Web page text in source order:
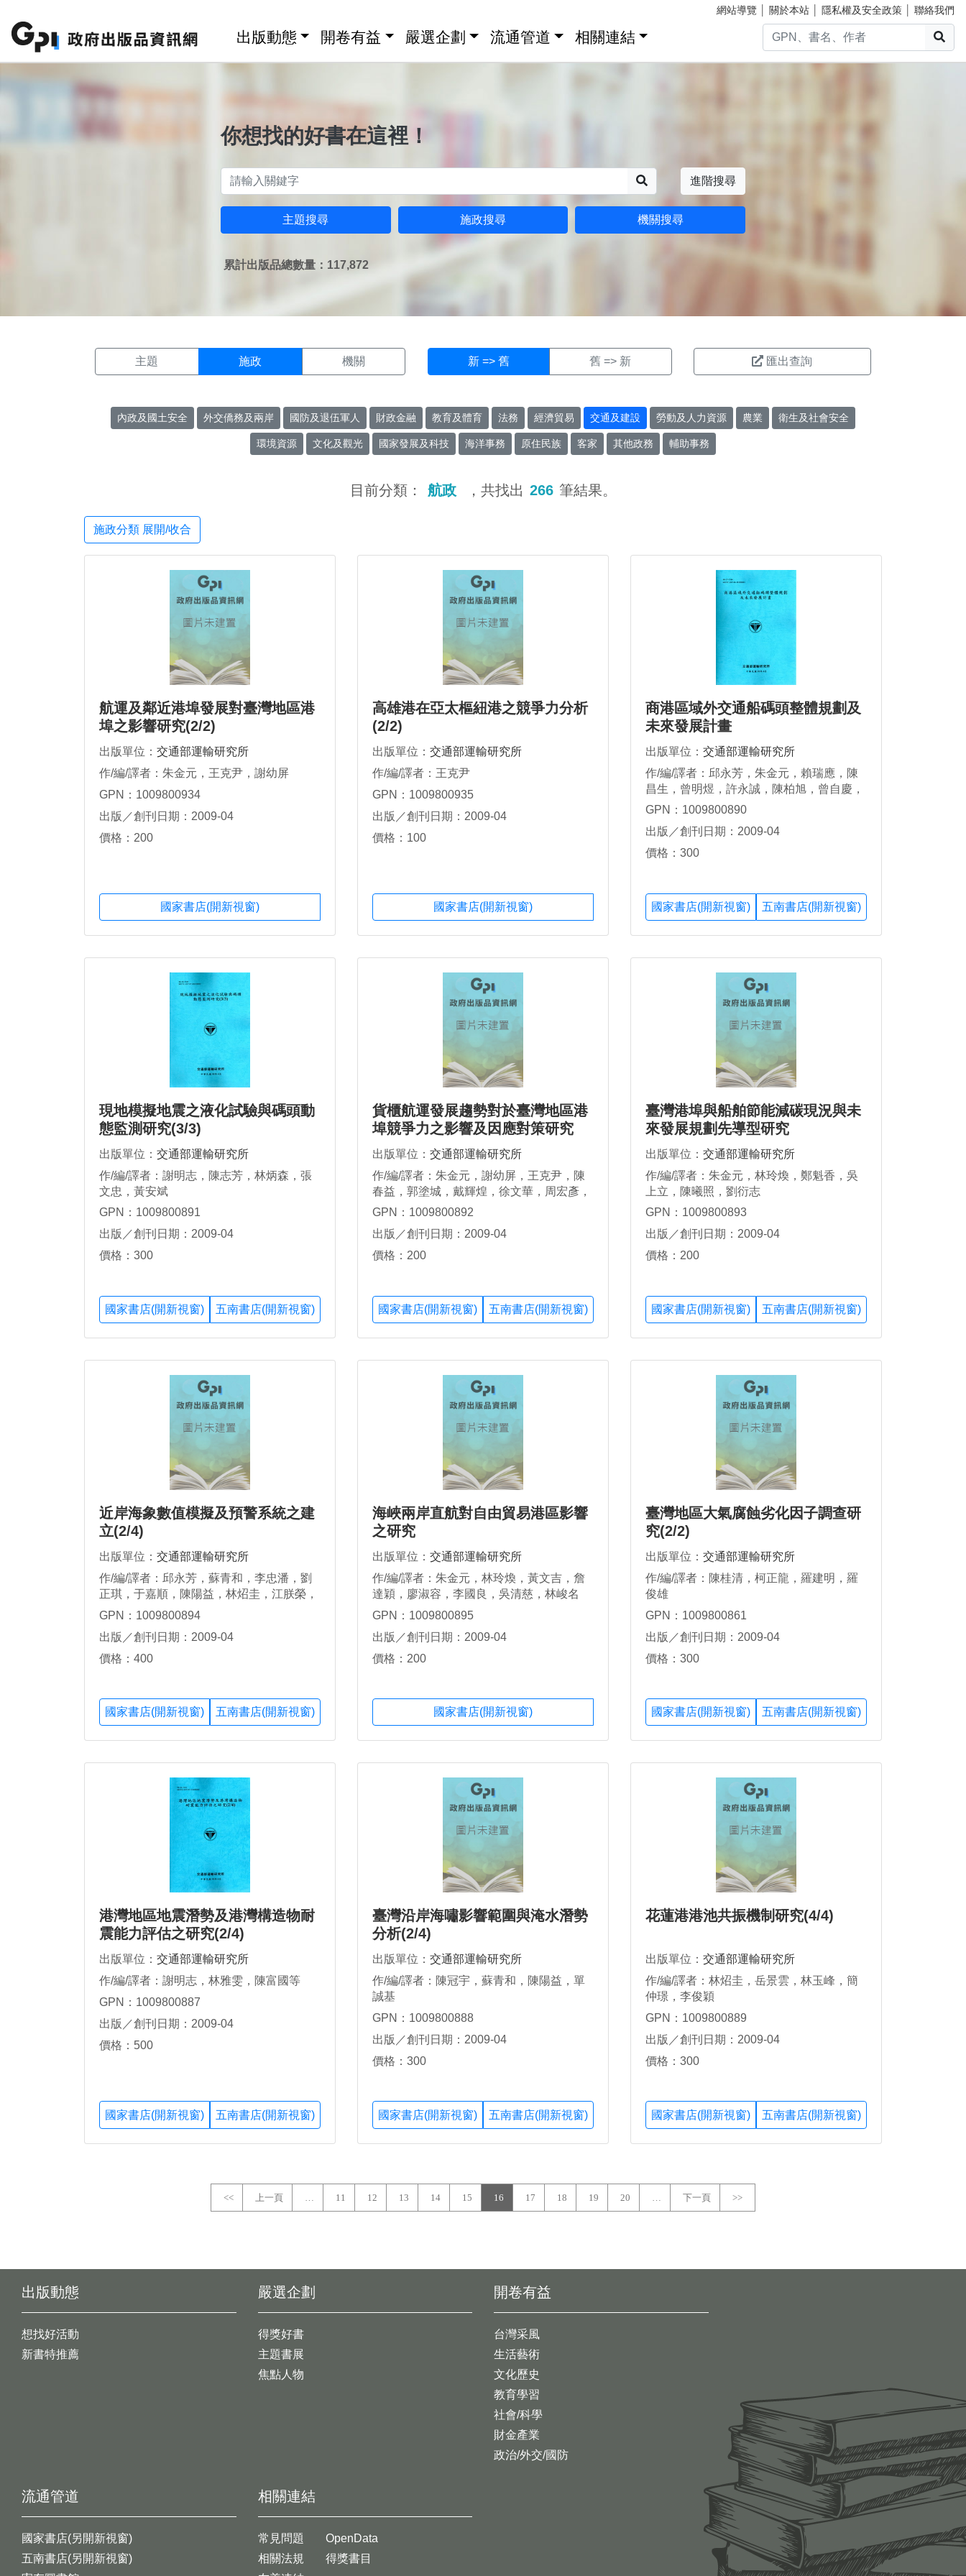
網站導覽 關於本站 隱私權及安全政策 聯絡我們
出版動態 開卷有益 嚴選企劃 流通管道 相關連結
你想找的好書在這裡！
進階搜尋
主題搜尋 施政搜尋 機關搜尋
累計出版品總數量：117,872
主題 施政 機關 新 => 舊 舊 => 新 匯出查詢
內政及國土安全 外交僑務及兩岸 國防及退伍軍人 財政金融 教育及體育 法務 經濟貿易 交通及建設 勞動及人力資源 農業 衛生及社會安全
環境資源 文化及觀光 國家發展及科技 海洋事務 原住民族 客家 其他政務 輔助事務
目前分類： 航政 ，共找出 266 筆結果。
施政分類 展開/收合
航運及鄰近港埠發展對臺灣地區港
埠之影響研究(2/2)
出版單位： 交通部運輸研究所
作/編/譯者：朱金元，王克尹，謝幼屏
GPN：1009800934
出版／創刊日期：2009-04
價格：200
國家書店(開新視窗)
高雄港在亞太樞紐港之競爭力分析
(2/2)
出版單位： 交通部運輸研究所
作/編/譯者：王克尹
GPN：1009800935
出版／創刊日期：2009-04
價格：100
國家書店(開新視窗)
商港區域外交通船碼頭整體規劃及
未來發展計畫
出版單位： 交通部運輸研究所
作/編/譯者：邱永芳，朱金元，賴瑞應，陳
昌生，曾明煜，許永誠，陳柏旭，曾自慶，
江允智，林志明
GPN：1009800890
出版／創刊日期：2009-04
價格：300
國家書店(開新視窗) 五南書店(開新視窗)
現地模擬地震之液化試驗與碼頭動
態監測研究(3/3)
出版單位： 交通部運輸研究所
作/編/譯者：謝明志，陳志芳，林炳森，張
文忠，黃安斌
GPN：1009800891
出版／創刊日期：2009-04
價格：300
國家書店(開新視窗) 五南書店(開新視窗)
貨櫃航運發展趨勢對於臺灣地區港
埠競爭力之影響及因應對策研究
出版單位： 交通部運輸研究所
作/編/譯者：朱金元，謝幼屏，王克尹，陳
春益，郭塗城，戴輝煌，徐文華，周宏彥，
周明道，丁吉峰，卲珮君
GPN：1009800892
出版／創刊日期：2009-04
價格：200
國家書店(開新視窗) 五南書店(開新視窗)
臺灣港埠與船舶節能減碳現況與未
來發展規劃先導型研究
出版單位： 交通部運輸研究所
作/編/譯者：朱金元，林玲煥，鄭魁香，吳
上立，陳曦照，劉衍志
GPN：1009800893
出版／創刊日期：2009-04
價格：200
國家書店(開新視窗) 五南書店(開新視窗)
近岸海象數值模擬及預警系統之建
立(2/4)
出版單位： 交通部運輸研究所
作/編/譯者：邱永芳，蘇青和，李忠潘，劉
正琪，于嘉順，陳陽益，林炤圭，江朕榮，
李俊穎，陳明宗
GPN：1009800894
出版／創刊日期：2009-04
價格：400
國家書店(開新視窗) 五南書店(開新視窗)
海峽兩岸直航對自由貿易港區影響
之研究
出版單位： 交通部運輸研究所
作/編/譯者：朱金元，林玲煥，黃文吉，詹
達穎，廖淑容，李國良，吳清慈，林峻名
GPN：1009800895
出版／創刊日期：2009-04
價格：200
國家書店(開新視窗)
臺灣地區大氣腐蝕劣化因子調查研
究(2/2)
出版單位： 交通部運輸研究所
作/編/譯者：陳桂清，柯正龍，羅建明，羅
俊雄
GPN：1009800861
出版／創刊日期：2009-04
價格：300
國家書店(開新視窗) 五南書店(開新視窗)
港灣地區地震潛勢及港灣構造物耐
震能力評估之研究(2/4)
出版單位： 交通部運輸研究所
作/編/譯者：謝明志，林雅雯，陳富國等
GPN：1009800887
出版／創刊日期：2009-04
價格：500
國家書店(開新視窗) 五南書店(開新視窗)
臺灣沿岸海嘯影響範圍與淹水潛勢
分析(2/4)
出版單位： 交通部運輸研究所
作/編/譯者：陳冠宇，蘇青和，陳陽益，單
誠基
GPN：1009800888
出版／創刊日期：2009-04
價格：300
國家書店(開新視窗) 五南書店(開新視窗)
花蓮港港池共振機制研究(4/4)
出版單位： 交通部運輸研究所
作/編/譯者：林炤圭，岳景雲，林玉峰，簡
仲璟，李俊穎
GPN：1009800889
出版／創刊日期：2009-04
價格：300
國家書店(開新視窗) 五南書店(開新視窗)
<< 上一頁 11 12 13 14 15 16 17 18 19 20 下一頁 >>
出版動態
想找好活動
新書特推薦
開卷有益
台灣采風
生活藝術
文化歷史
教育學習
社會/科學
財金產業
政治/外交/國防
嚴選企劃
得獎好書
主題書展
焦點人物
流通管道
國家書店(另開新視窗)
五南書店(另開新視窗)
相關連結
常見問題
相關法規
OpenData
得獎書目